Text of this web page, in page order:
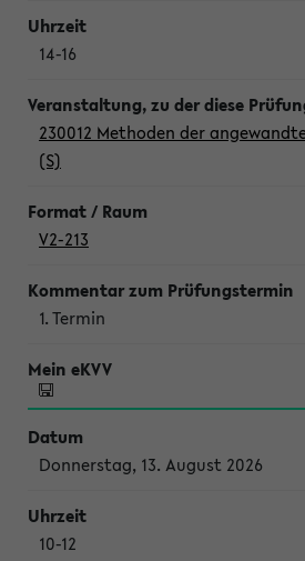
14-16
230012 Methoden der
(S)
V2-213
1. Termin
Donnerstag, 13. August 2026
10-12